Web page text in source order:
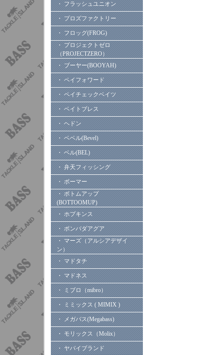
・ フラッシュユニオン
・ プロズファクトリー
・ フロッグ(FROG)
・ プロジェクトゼロ
（PROJECTZERO）
・ ブーヤー(BOOYAH)
・ ペイフォワード
・ ペイチェックベイツ
・ ベイトブレス
・ ヘドン
・ ベベル(Bevel)
・ ベル(BEL)
・ 弁天フィッシング
・ ボーマー
・ ボトムアップ
(BOTTOOMUP)
・ ホプキンス
・ ボンバダアグア
・ マーズ（アルシアデザイ
ン）
・ マドタチ
・ マドネス
・ ミブロ（mibro）
・ ミミックス ( MIMIX )
・ メガバス(Megabass)
・ モリックス（Molix）
・ ヤバイブランド